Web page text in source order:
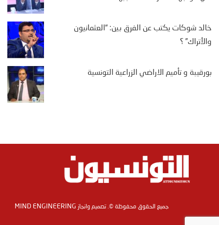
خالد شوكات يكتب عن الفرق بين: “العثمانيون
والأتراك” ؟
بورقيبة و تأميم الاراضي الزراعية التونسية
جميع الحقوق محفوظة ©. تصميم وانجاز MIND ENGINEERING